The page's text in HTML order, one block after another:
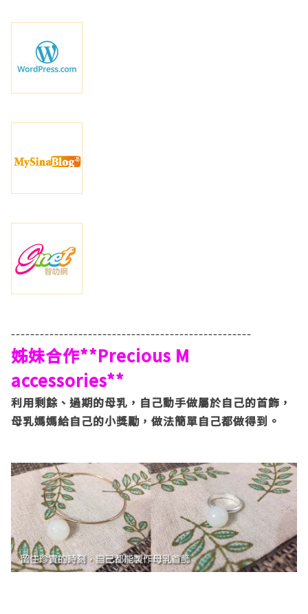
--------------------------------------------------
姊妹合作**Precious M
accessories**
利用剩餘、過期的母乳，自己動手做屬於自己的首飾，
母乳媽媽給自己的小獎勵，做法簡單自己都做得到。